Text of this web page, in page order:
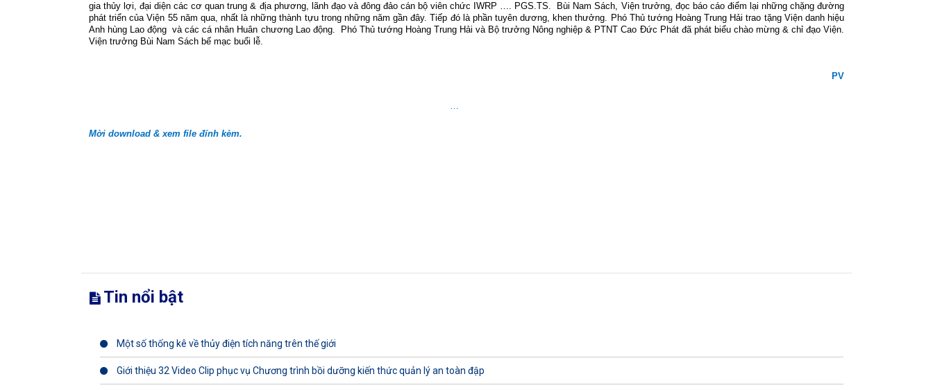
gia thủy lợi, đại diện các cơ quan trung & địa phương, lãnh đạo và đông đảo cán bộ viên chức IWRP …. PGS.TS.
Bùi Nam Sách, Viện trưởng, đọc báo cáo điểm lại những chặng đường
phát triển của Viện 55 năm qua, nhất là những thành tựu trong những năm gần đây. Tiếp đó là phần tuyên dương, khen thưởng. Phó Thủ tướng Hoàng Trung Hải trao tặng Viện danh hiệu
Anh hùng Lao động và các cá nhân Huân chương Lao động.
Phó Thủ tướng Hoàng Trung Hải và Bộ trưởng Nông nghiệp & PTNT Cao Đức Phát đã phát biểu chào mừng & chỉ đạo Viện.
Viện trưởng Bùi Nam Sách bế mạc buổi lễ.
PV
…
Mời download & xem file đính kèm.
Tin nổi bật
Một số thống kê về thủy điện tích năng trên thế giới
Giới thiệu 32 Video Clip phục vụ Chương trình bồi dưỡng kiến thức quản lý an toàn đập